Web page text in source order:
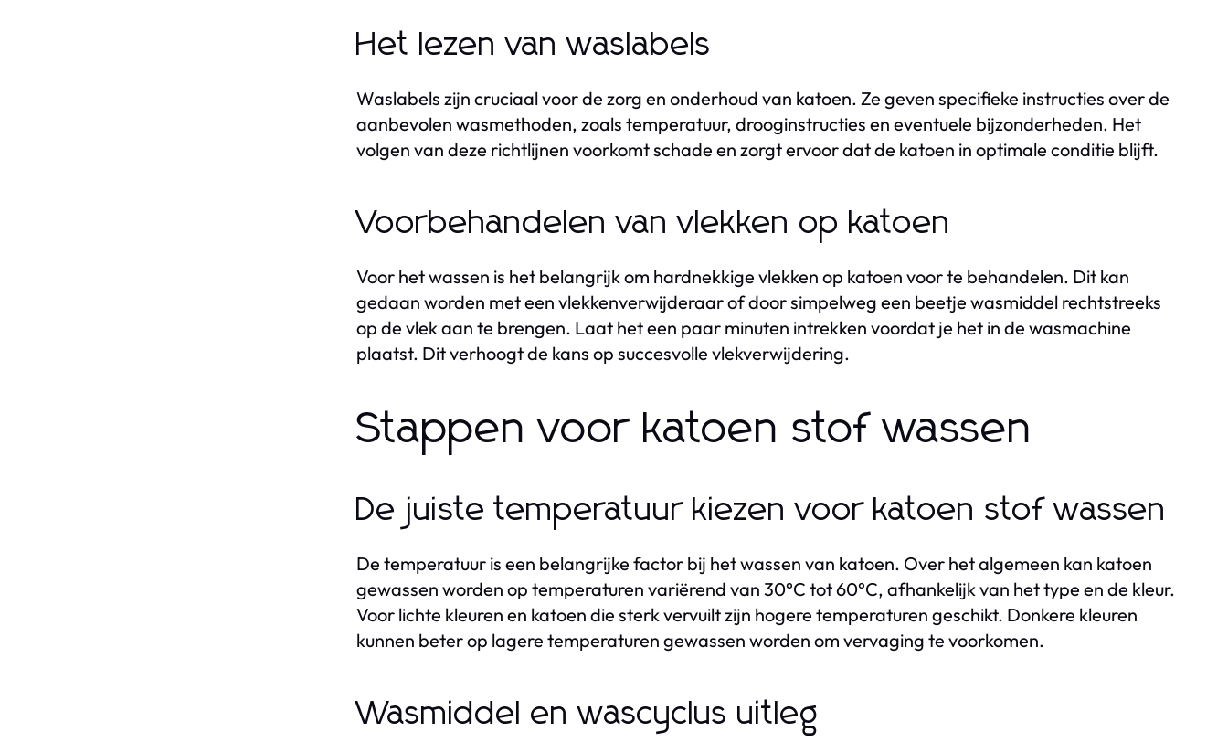
Het lezen van waslabels
Waslabels zijn cruciaal voor de zorg en onderhoud van katoen. Ze geven specifieke instructies over de
aanbevolen wasmethoden, zoals temperatuur, drooginstructies en eventuele bijzonderheden. Het
volgen van deze richtlijnen voorkomt schade en zorgt ervoor dat de katoen in optimale conditie blijft.
Voorbehandelen van vlekken op katoen
Voor het wassen is het belangrijk om hardnekkige vlekken op katoen voor te behandelen. Dit kan
gedaan worden met een vlekkenverwijderaar of door simpelweg een beetje wasmiddel rechtstreeks
op de vlek aan te brengen. Laat het een paar minuten intrekken voordat je het in de wasmachine
plaatst. Dit verhoogt de kans op succesvolle vlekverwijdering.
Stappen voor katoen stof wassen
De juiste temperatuur kiezen voor katoen stof wassen
De temperatuur is een belangrijke factor bij het wassen van katoen. Over het algemeen kan katoen
gewassen worden op temperaturen variërend van 30°C tot 60°C, afhankelijk van het type en de kleur.
Voor lichte kleuren en katoen die sterk vervuilt zijn hogere temperaturen geschikt. Donkere kleuren
kunnen beter op lagere temperaturen gewassen worden om vervaging te voorkomen.
Wasmiddel en wascyclus uitleg